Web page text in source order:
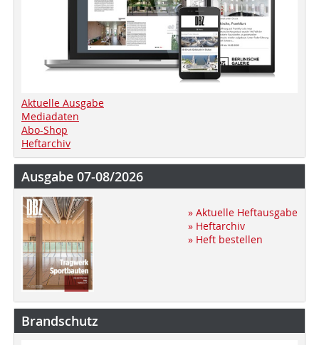
Aktuelle Ausgabe
Mediadaten
Abo-Shop
Heftarchiv
Ausgabe 07-08/2026
» Aktuelle Heftausgabe
» Heftarchiv
» Heft bestellen
Brandschutz